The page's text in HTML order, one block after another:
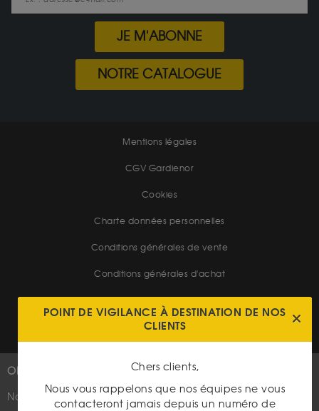
JE M'ABONNE
NOTRE CATALOGUE
Mentions légales
CGV Gardienor
Cookies
Charte données personnelles
Conditions générales de vente
Conditions générales d'achat
OR
Nouveautés
PLUS D'INFOS
Suivez-nous
POINT DE VIGILANCE À DESTINATION DE NOS
CLIENTS
Chers clients,
Nous vous rappelons que nos équipes ne vous
contacteront jamais depuis un numéro de